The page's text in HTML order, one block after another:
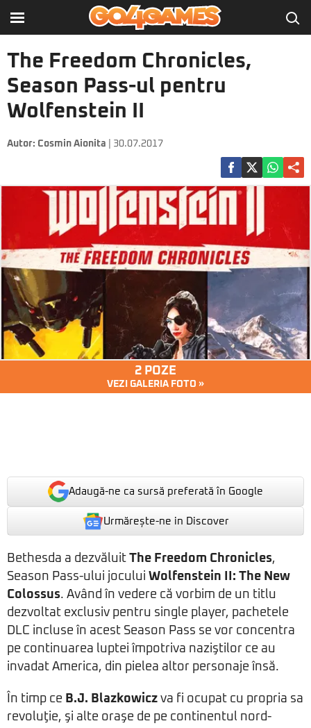
The Freedom Chronicles,
Season Pass-ul pentru
Wolfenstein II
Autor: Cosmin Aionita | 30.07.2017
2 POZE
VEZI GALERIA FOTO »
Adaugă-ne ca sursă preferată în Google
Urmărește-ne in Discover
Bethesda a dezvăluit The Freedom Chronicles,
Season Pass-ului jocului Wolfenstein II: The New
Colossus. Având în vedere că vorbim de un titlu
dezvoltat exclusiv pentru single player, pachetele
DLC incluse în acest Season Pass se vor concentra
pe continuarea luptei împotriva naziştilor ce au
invadat America, din pielea altor personaje însă.
În timp ce B.J. Blazkowicz va fi ocupat cu propria sa
revoluţie, şi alte oraşe de pe continentul nord-